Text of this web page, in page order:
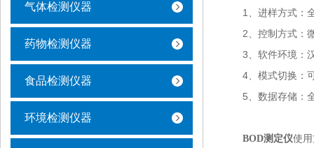
气体检测仪器
药物检测仪器
食品检测仪器
环境检测仪器
1、进样方式：全
2、控制方式：
3、软件环境：
4、模式切换：可
5、数据存储：全
BOD测定仪使